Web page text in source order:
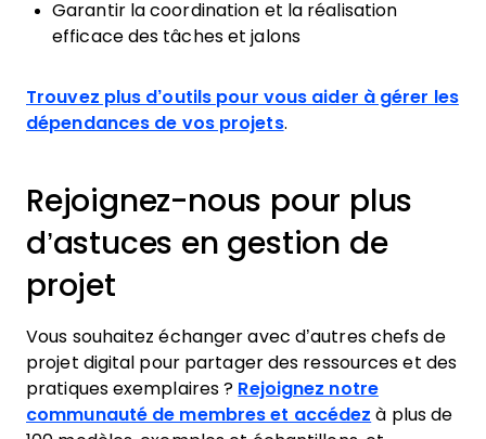
Garantir la coordination et la réalisation
efficace des tâches et jalons
Trouvez plus d’outils pour vous aider à gérer les
dépendances de vos projets.
Rejoignez-nous pour plus
d’astuces en gestion de
projet
Vous souhaitez échanger avec d’autres chefs de
projet digital pour partager des ressources et des
pratiques exemplaires ? Rejoignez notre
communauté de membres et accédez à plus de